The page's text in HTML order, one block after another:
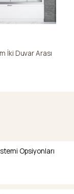
İki Duvar Arası
Opsiyonları